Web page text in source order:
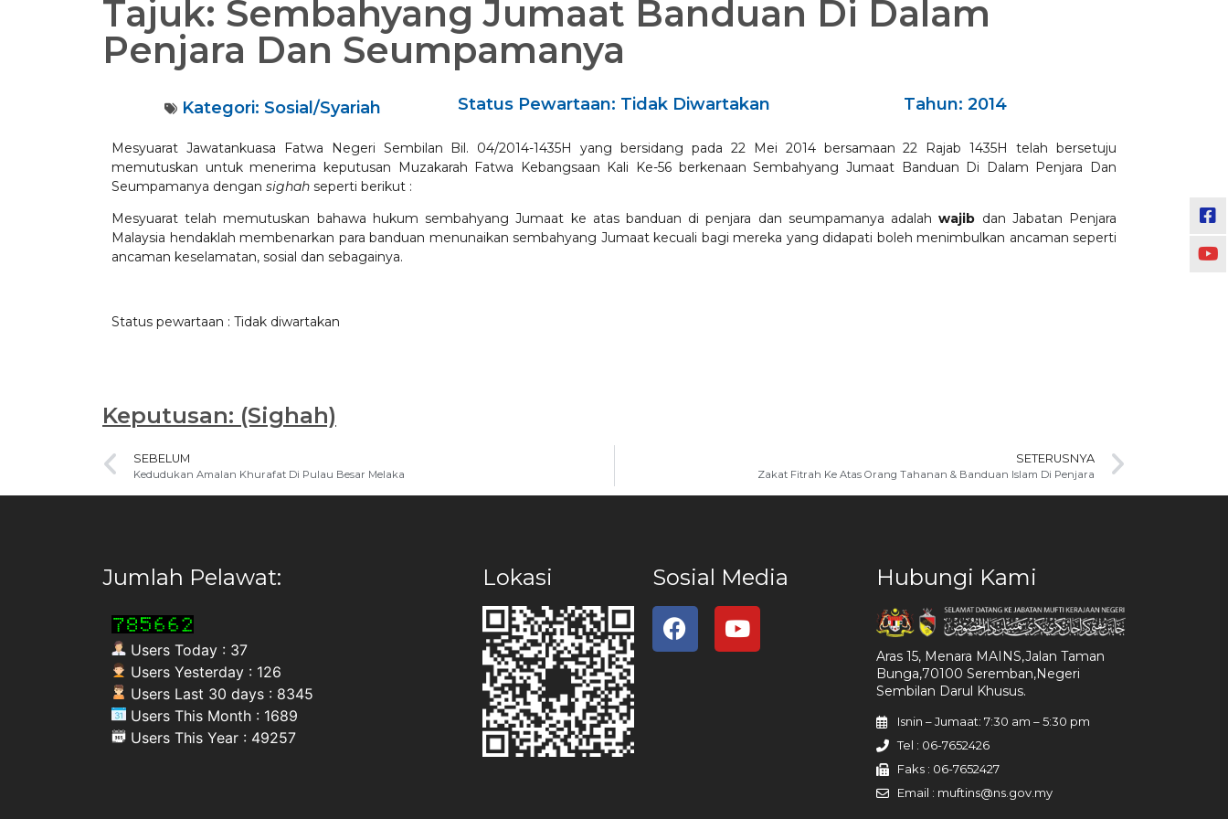
Tajuk: Sembahyang Jumaat Banduan Di Dalam
Penjara Dan Seumpamanya
Kategori:Sosial/Syariah Status Pewartaan: Tidak Diwartakan Tahun: 2014
Mesyuarat Jawatankuasa Fatwa Negeri Sembilan Bil. 04/2014-1435H yang bersidang pada 22 Mei 2014 bersamaan 22 Rajab 1435H telah bersetuju
memutuskan untuk menerima keputusan Muzakarah Fatwa Kebangsaan Kali Ke-56 berkenaan Sembahyang Jumaat Banduan Di Dalam Penjara Dan
Seumpamanya dengan sighah seperti berikut :
Mesyuarat telah memutuskan bahawa hukum sembahyang Jumaat ke atas banduan di penjara dan seumpamanya adalahwajib dan Jabatan Penjara
Malaysia hendaklah membenarkan para banduan menunaikan sembahyang Jumaat kecuali bagi mereka yang didapati boleh menimbulkan ancaman seperti
ancaman keselamatan, sosial dan sebagainya.
Status pewartaan : Tidak diwartakan
Keputusan: (Sighah)
SEBELUM
Kedudukan Amalan Khurafat Di Pulau Besar Melaka
SETERUSNYA
Zakat Fitrah Ke Atas Orang Tahanan & Banduan Islam Di Penjara
Jumlah Pelawat:
Users Today : 37
Users Yesterday : 126
Users Last 30 days : 8345
Users This Month : 1689
Users This Year : 49257
Lokasi Sosial Media Hubungi Kami
Aras 15, Menara MAINS,Jalan Taman
Bunga,70100 Seremban,Negeri
Sembilan Darul Khusus.
Isnin – Jumaat: 7:30 am – 5:30 pm
Tel : 06-7652426
Faks : 06-7652427
Email : muftins@ns.gov.my